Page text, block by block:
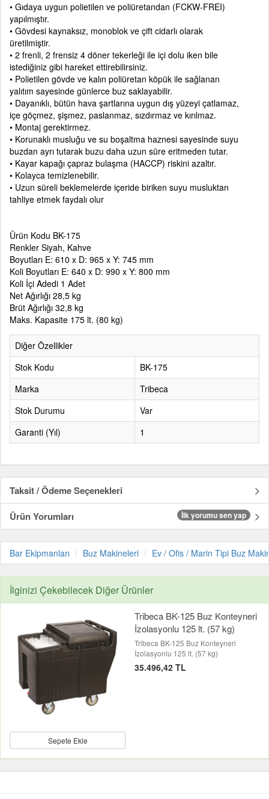
• Gıdaya uygun polietilen ve poliüretandan (FCKW-FREI)
yapılmıştır.
• Gövdesi kaynaksız, monoblok ve çift cidarlı olarak
üretilmiştir.
• 2 frenli, 2 frensiz 4 döner tekerleği ile içi dolu iken bile
istediğiniz gibi hareket ettirebilirsiniz.
• Polietilen gövde ve kalın poliüretan köpük ile sağlanan
yalıtım sayesinde günlerce buz saklayabilir.
• Dayanıklı, bütün hava şartlarına uygun dış yüzeyi çatlamaz,
içe göçmez, şişmez, paslanmaz, sızdırmaz ve kırılmaz.
• Montaj gerektirmez.
• Korunaklı musluğu ve su boşaltma haznesi sayesinde suyu
buzdan ayrı tutarak buzu daha uzun süre eritmeden tutar.
• Kayar kapağı çapraz bulaşma (HACCP) riskini azaltır.
• Kolayca temizlenebilir.
• Uzun süreli beklemelerde içeride biriken suyu musluktan
tahliye etmek faydalı olur
Ürün Kodu BK-175
Renkler Siyah, Kahve
Boyutları E: 610 x D: 965 x Y: 745 mm
Koli Boyutları E: 640 x D: 990 x Y: 800 mm
Koli İçi Adedi 1 Adet
Net Ağırlığı 28,5 kg
Brüt Ağırlığı 32,8 kg
Maks. Kapasite 175 lt. (80 kg)
Diğer Özellikler
Stok Kodu
BK-175
Marka
Tribeca
Stok Durumu
Var
Garanti (Yıl)
1
Taksit / Ödeme Seçenekleri
Ürün Yorumları
İlk yorumu sen yap
Bar Ekipmanları Buz Makineleri Ev / Ofis / Marin Tipi Buz
İlginizi Çekebilecek Diğer Ürünler
Sepete Ekle
Tribeca BK-125 Buz Konteyneri
İzolasyonlu 125 lt. (57 kg)
Tribeca BK-125 Buz Konteyneri
İzolasyonlu 125 lt. (57 kg)
35.496,42 TL